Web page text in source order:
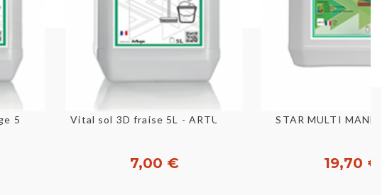
5l Aperçu rapide
Vital sol 3D fraise 5L - ARTUGO
7,00 €
Aperçu rapide
STAR MULTI
19,70 €